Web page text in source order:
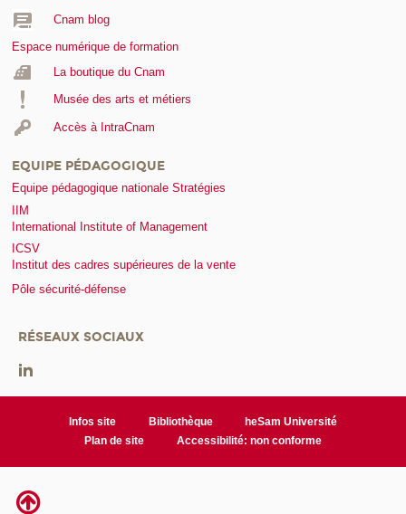
Cnam blog
Espace numérique de formation
La boutique du Cnam
Musée des arts et métiers
Accès à IntraCnam
EQUIPE PÉDAGOGIQUE
Equipe pédagogique nationale Stratégies
IIM
International Institute of Management
ICSV
Institut des cadres supérieures de la vente
Pôle sécurité-défense
RÉSEAUX SOCIAUX
Infos site Bibliothèque
heSam Université
Plan de site
Accessibilité: non conforme